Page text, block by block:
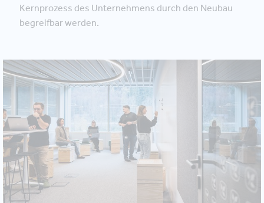
Kernprozess des Unternehmens durch den Neubau
begreifbar werden.